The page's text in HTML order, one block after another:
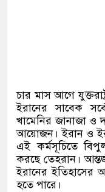
চার মাস আগে
ইরানের সাবেক
খামেনির জানাজা ও
আয়োজন। ইরান ও
এই কর্মসূচিতে
করছে তেহরান।
ইরানের ইতিহাসের
হতে পারে।